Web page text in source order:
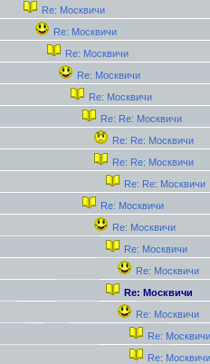
Re: Москвичи
Re: Москвичи
Re: Москвичи
Re: Москвичи
Re: Москвичи
Re: Re: Москвичи
Re: Re: Москвичи
Re: Re: Москвичи
Re: Re: Москвичи
Re: Москвичи
Re: Москвичи
Re: Москвичи
Re: Москвичи
Re: Москвичи
Re: Москвичи
Re: Москвичи
Re: Москвичи